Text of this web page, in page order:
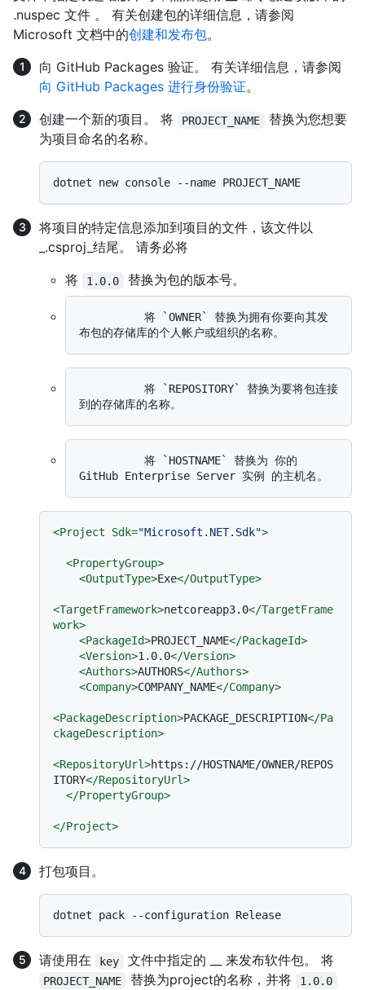
.nuspec 文件 。 有关创建包的详细信息，请参阅
Microsoft 文档中的创建和发布包。
向 GitHub Packages 验证。 有关详细信息，请参阅
向 GitHub Packages 进行身份验证。
创建一个新的项目。 将
PROJECT_NAME
替换为您想要
为项目命名的名称。
将项目的特定信息添加到项目的文件，该文件以
_.csproj_结尾。 请务必将
将
1.0.0 替换为包的版本号。
<Project Sdk="Microsoft.NET.Sdk">
<PropertyGroup>
<OutputType>Exe</OutputType>
<TargetFramework>netcoreapp3.0</TargetFrame
work>
<PackageId>PROJECT_NAME</PackageId>
<Version>1.0.0</Version>
<Authors>AUTHORS</Authors>
<Company>COMPANY_NAME</Company>
<PackageDescription>PACKAGE_DESCRIPTION</Pa
ckageDescription>
<RepositoryUrl>https://HOSTNAME/OWNER/REPOS
ITORY</RepositoryUrl>
</PropertyGroup>
</Project>
打包项目。
请使用在 key 文件中指定的 __ 来发布软件包。 将
PROJECT_NAME 替换为project的名称，并将 1.0.0